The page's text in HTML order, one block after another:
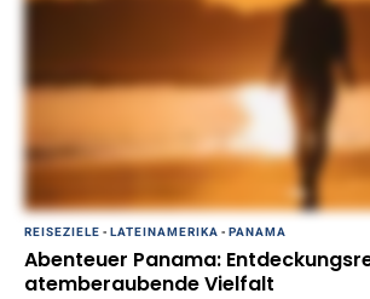
REISEZIELE - LATEINAMERIKA - PANAMA
Abenteuer Panama:
atemberaubende Vielfalt